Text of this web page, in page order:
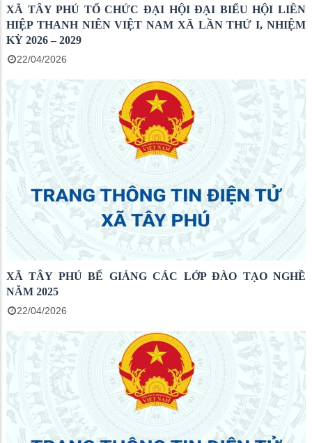
XÃ TÂY PHÚ TỔ CHỨC ĐẠI HỘI ĐẠI BIỂU HỘI LIÊN
HIỆP THANH NIÊN VIỆT NAM XÃ LẦN THỨ I, NHIỆM
KỲ 2026 – 2029
22/04/2026
XÃ TÂY PHÚ BẾ GIẢNG CÁC LỚP ĐÀO TẠO NGHỀ
NĂM 2025
22/04/2026